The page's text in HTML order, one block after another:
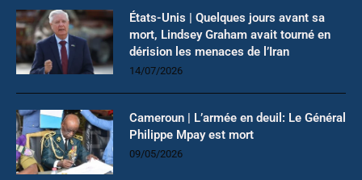
États-Unis | Quelques jours avant sa
mort, Lindsey Graham avait tourné en
dérision les menaces de l’Iran
14/07/2026
Cameroun | L’armée en deuil: Le Général
Philippe Mpay est mort
09/05/2026